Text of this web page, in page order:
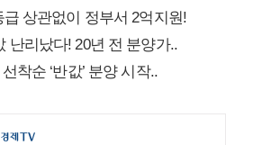
급 상관없이 정부서 2억지원!
난리났다! 20년 전 분양가..
착순 ‘반값’ 분양 시작..